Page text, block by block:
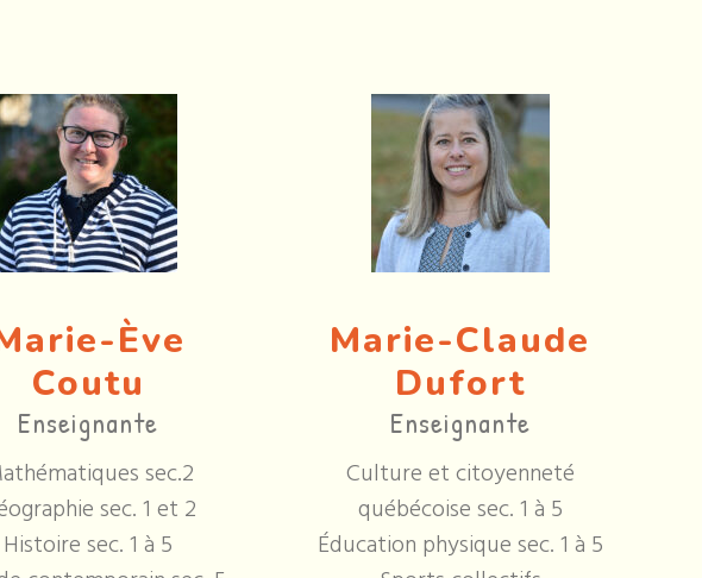
Ève
Coutu
Enseignante
sec.2
sec. 1 et 2
Histoire sec. 1 à 5
Marie-Claude
Dufort
Enseignante
Culture et citoyenneté
québécoise sec. 1 à 5
Éducation physique sec. 1 à 5